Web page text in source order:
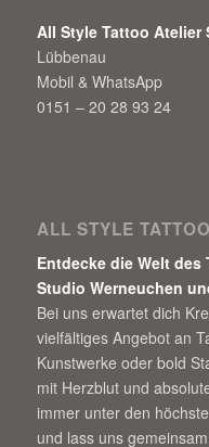
All Style Tattoo Atelier
Lübbenau
Mobil & WhatsApp
0151 – 20 28 93 24
ALL STYLE TATTOO
Entdecke die Welt
Studio Werneuchen
Bei uns erwartet dich
vielfältiges Angebot an
Kunstwerke oder bold
mit Herzblut und
immer unter den
und lass uns